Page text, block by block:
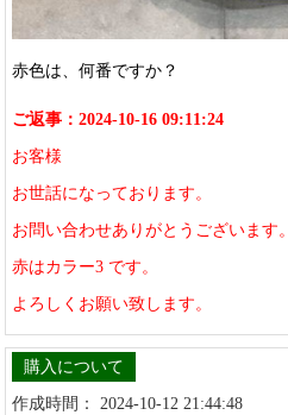
赤色は、何番ですか？
ご返事：2024-10-16 09:11:24
お客様
お世話になっております。
お問い合わせありがとうございます。
赤はカラー3 です。
よろしくお願い致します。
購入について
作成時間： 2024-10-12 21:44:48